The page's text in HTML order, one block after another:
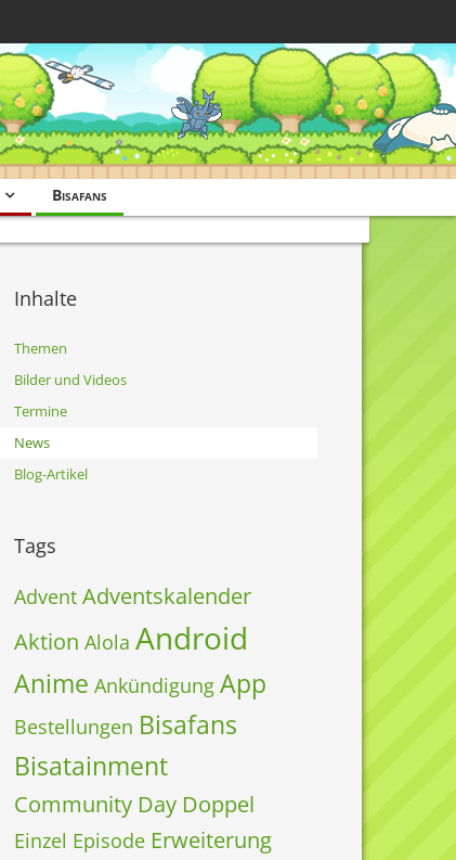
Bisafans
Inhalte
Themen
Bilder und Videos
Termine
News
Blog-Artikel
Tags
Advent Adventskalender
Aktion Alola Android
Anime Ankündigung App
Bestellungen Bisafans
Bisatainment
Community Day Doppel
Einzel Episode Erweiterung